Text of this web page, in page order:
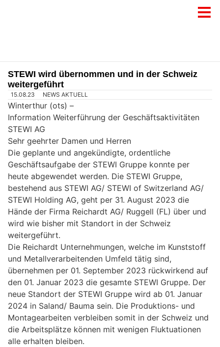
STEWI wird übernommen und in der Schweiz
weitergeführt
15.08.23 NEWS AKTUELL
Winterthur (ots) –
Information Weiterführung der Geschäftsaktivitäten
STEWI AG
Sehr geehrter Damen und Herren
Die geplante und angekündigte, ordentliche
Geschäftsaufgabe der STEWI Gruppe konnte per
heute abgewendet werden. Die STEWI Gruppe,
bestehend aus STEWI AG/ STEWI of Switzerland AG/
STEWI Holding AG, geht per 31. August 2023 die
Hände der Firma Reichardt AG/ Ruggell (FL) über und
wird wie bisher mit Standort in der Schweiz
weitergeführt.
Die Reichardt Unternehmungen, welche im Kunststoff
und Metallverarbeitenden Umfeld tätig sind,
übernehmen per 01. September 2023 rückwirkend auf
den 01. Januar 2023 die gesamte STEWI Gruppe. Der
neue Standort der STEWI Gruppe wird ab 01. Januar
2024 in Saland/ Bauma sein. Die Produktions- und
Montagearbeiten verbleiben somit in der Schweiz und
die Arbeitsplätze können mit wenigen Fluktuationen
alle erhalten bleiben.